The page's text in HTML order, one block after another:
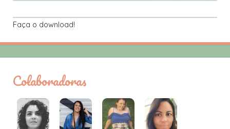
Faça o download!
Colaboradoras